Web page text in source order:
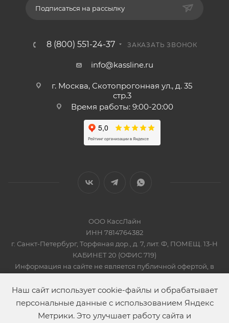
Подписаться на рассылку
8 (800) 551-24-37 ЗАКАЗАТЬ ЗВОНОК
info@kassline.ru
г. Москва, Скотопрогонная ул., д. 35
стр.3
Время работы: 9:00-20:00
ООО КассЛайн
ИНН 7814764382
г. Санкт-Петербург, Торфяная дор., д. 7, лит. Ф, ПОМЕЩ. 13-Н
КАБИНЕТ 20 (ОФИС 719)
Информация на сайте не является публичной офертой, в
2019-2026 © КАССЛАЙН
Наш сайт использует cookie-файлы и обрабатывает
персональные данные с использованием Яндекс
Метрики. Это улучшает работу сайта и